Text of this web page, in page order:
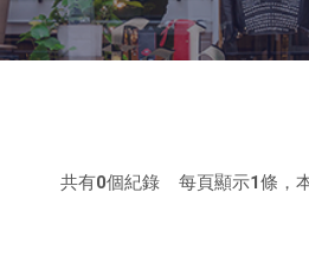
共有0個紀錄 每頁顯示1條，